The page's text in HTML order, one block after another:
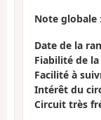
Note globale :
Date de la
Fiabilité de
Facilité à
Intérêt du
Circuit très